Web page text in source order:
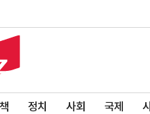
정치 사회 국제